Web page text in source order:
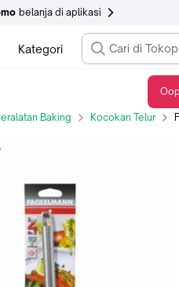
belanja di aplikasi
Kategori
Baking Kocokan Telur